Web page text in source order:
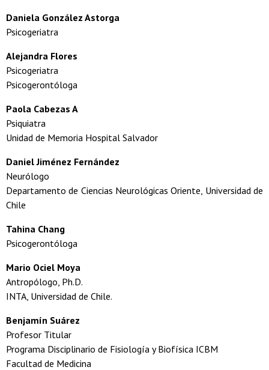
Daniela González Astorga
Psicogeriatra
Alejandra Flores
Psicogeriatra
Psicogerontóloga
Paola Cabezas A
Psiquiatra
Unidad de Memoria Hospital Salvador
Daniel Jiménez Fernández
Neurólogo
Departamento de Ciencias Neurológicas Oriente, Universidad de
Chile
Tahina Chang
Psicogerontóloga
Mario Ociel Moya
Antropólogo, Ph.D.
INTA, Universidad de Chile.
Benjamín Suárez
Profesor Titular
Programa Disciplinario de Fisiología y Biofísica ICBM
Facultad de Medicina